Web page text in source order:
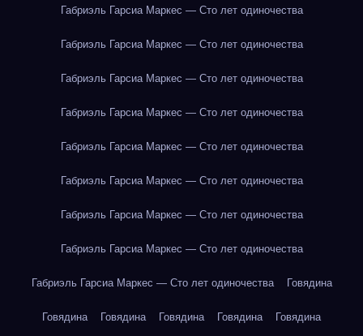
Габриэль Гарсиа Маркес — Сто лет одиночества
Габриэль Гарсиа Маркес — Сто лет одиночества
Габриэль Гарсиа Маркес — Сто лет одиночества
Габриэль Гарсиа Маркес — Сто лет одиночества
Габриэль Гарсиа Маркес — Сто лет одиночества
Габриэль Гарсиа Маркес — Сто лет одиночества
Габриэль Гарсиа Маркес — Сто лет одиночества
Габриэль Гарсиа Маркес — Сто лет одиночества
Габриэль Гарсиа Маркес — Сто лет одиночества Говядина
Говядина Говядина Говядина Говядина Говядина